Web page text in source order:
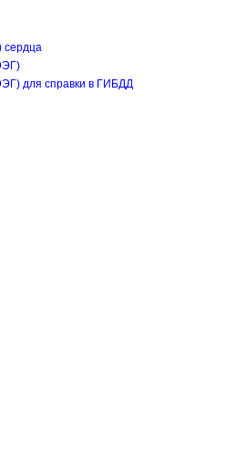
сердца
для справки в ГИБДД